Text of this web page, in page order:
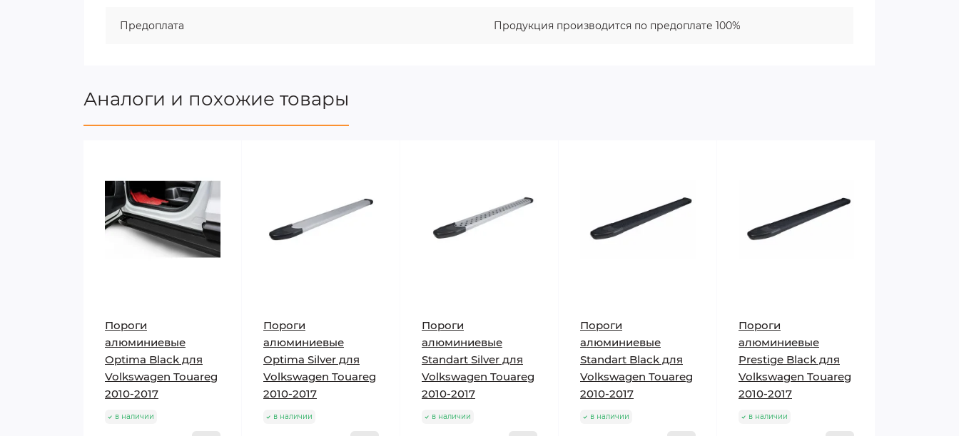
Предоплата Продукция производится по предоплате 100%
Аналоги и похожие товары
Пороги
алюминиевые
Optima Black для
Volkswagen Touareg
2010-2017
в наличии
Пороги
алюминиевые
Optima Silver для
Volkswagen Touareg
2010-2017
в наличии
Пороги
алюминиевые
Standart Silver для
Volkswagen Touareg
2010-2017
в наличии
Пороги
алюминиевые
Standart Black для
Volkswagen Touareg
2010-2017
в наличии
Пороги
алюминиевые
Prestige Black для
Volkswagen Touareg
2010-2017
в наличии